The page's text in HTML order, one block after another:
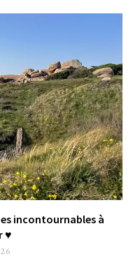
incontournables à
♥︎